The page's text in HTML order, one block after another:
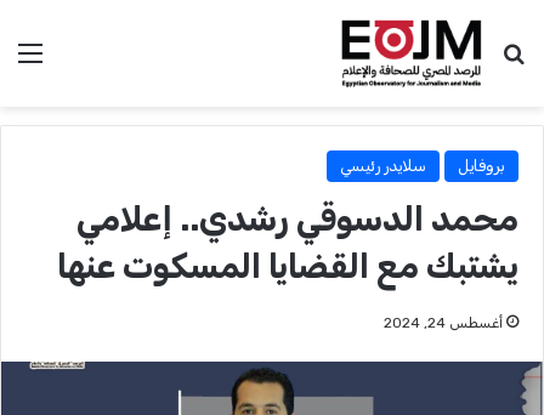
بحث عن
بروفايل سلايدر رئيسي
محمد الدسوقي رشدي.. إعلامي
يشتبك مع القضايا المسكوت عنها
أغسطس 24, 2024